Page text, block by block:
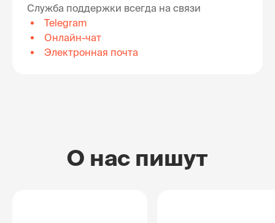
Служба поддержки всегда на связи
Telegram
Онлайн-чат
Электронная почта
О нас пишут